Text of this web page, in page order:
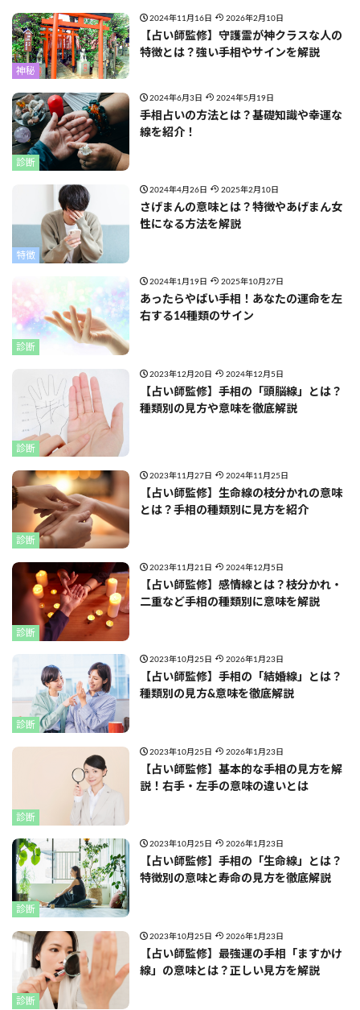
神秘
2024年11月16日 2026年2月10日
【占い師監修】守護霊が神クラスな人の
特徴とは？強い手相やサインを解説
診断
2024年6月3日 2024年5月19日
手相占いの方法とは？基礎知識や幸運な
線を紹介！
特徴
2024年4月26日 2025年2月10日
さげまんの意味とは？特徴やあげまん女
性になる方法を解説
診断
2024年1月19日 2025年10月27日
あったらやばい手相！あなたの運命を左
右する14種類のサイン
診断
2023年12月20日 2024年12月5日
【占い師監修】手相の「頭脳線」とは？
種類別の見方や意味を徹底解説
診断
2023年11月27日 2024年11月25日
【占い師監修】生命線の枝分かれの意味
とは？手相の種類別に見方を紹介
診断
2023年11月21日 2024年12月5日
【占い師監修】感情線とは？枝分かれ・
二重など手相の種類別に意味を解説
診断
2023年10月25日 2026年1月23日
【占い師監修】手相の「結婚線」とは？
種類別の見方&意味を徹底解説
診断
2023年10月25日 2026年1月23日
【占い師監修】基本的な手相の見方を解
説！右手・左手の意味の違いとは
診断
2023年10月25日 2026年1月23日
【占い師監修】手相の「生命線」とは？
特徴別の意味と寿命の見方を徹底解説
診断
2023年10月25日 2026年1月23日
【占い師監修】最強運の手相「ますかけ
線」の意味とは？正しい見方を解説